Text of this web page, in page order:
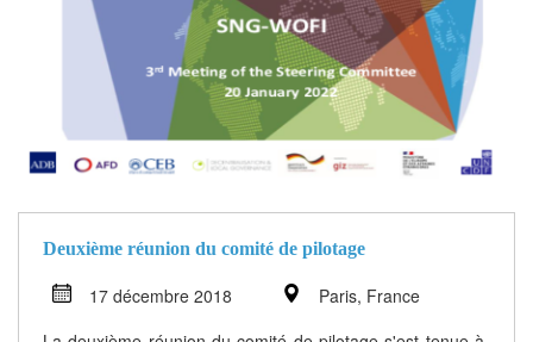
Deuxième réunion du comité de pilotage
17 décembre 2018
Paris, France